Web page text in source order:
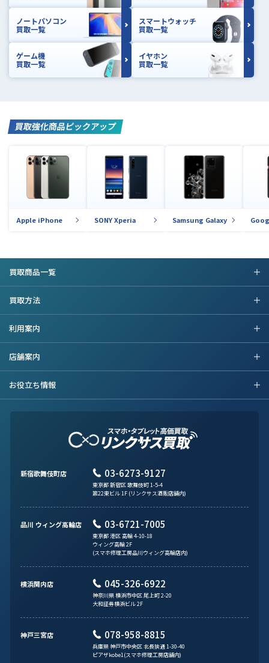
ノートパソコン
買取一覧
スマートウォッチ
買取一覧
ゲーム機
買取一覧
イヤホン
買取一覧
買取強化商品ピックアップ
Apple iPhone SONY Xperia Samsung Galaxy
買取商品一覧
買取方法
利用案内
店舗案内
お役立ち情報
新宿歌舞伎町店 03-6273-9127
東京都 新宿区 歌舞伎町 1-5-4
第22東ビル 1F (リンクサス酒販店舗内)
品川 ウィング高輪店 03-6721-7005
東京都 港区 高輪 4-10-18
ウィング高輪 2F
(スマホ修理工房品川ウィング高輪店内)
横浜関内店 045-326-6922
神奈川県 横浜市中区 尾上町 2-20
大和証券横浜ビル 2F
神戸三宮店 078-958-8815
兵庫県 神戸市中央区 北長狭通 1-30-40
ピアザkobe1(スマホ修理工房店舗内)